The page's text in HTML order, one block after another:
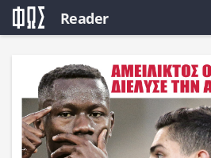
Reader